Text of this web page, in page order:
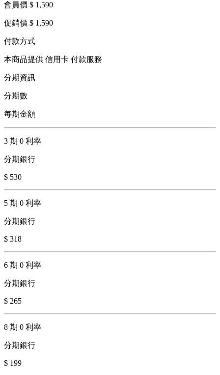
會員價 $ 1,590
促銷價 $ 1,590
付款方式
本商品提供 信用卡 付款服務
分期資訊
分期數
每期金額
3 期 0 利率
分期銀行
$ 530
5 期 0 利率
分期銀行
$ 318
6 期 0 利率
分期銀行
$ 265
8 期 0 利率
分期銀行
$ 199